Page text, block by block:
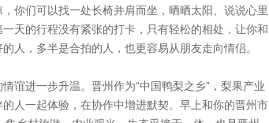
你们可以找一处长椅并肩而坐，晒晒太阳、说说心里
天的行程没有紧张的打卡，只有轻松的相处，让你和
，多半是合拍的人，也更容易从朋友走向情侣。
谊进一步升温。晋州作为“中国鸭梨之乡”，梨果产业
人一起体验，在协作中增进默契。早上和你的晋州市